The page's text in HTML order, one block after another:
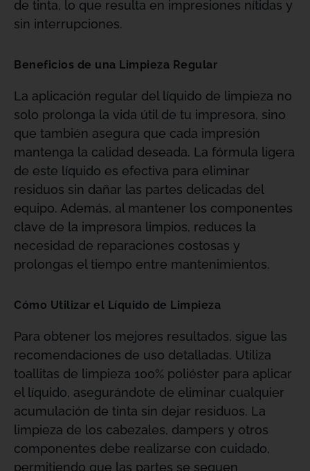
de tinta, lo que resulta en impresiones nítidas y
sin interrupciones.
Beneficios de una Limpieza Regular
La aplicación regular del líquido de limpieza no
solo prolonga la vida útil de tu impresora, sino
que también asegura que cada impresión
mantenga la calidad deseada. La fórmula ligera
de este líquido es efectiva para eliminar
residuos sin dañar las partes delicadas del
equipo. Además, al mantener los componentes
clave de la impresora limpios, reduces la
necesidad de reparaciones costosas y
prolongas el tiempo entre mantenimientos.
Cómo Utilizar el Líquido de Limpieza
Para obtener los mejores resultados, sigue las
recomendaciones de uso detalladas. Utiliza
toallitas de limpieza 100% poliéster para aplicar
el líquido, asegurándote de eliminar cualquier
acumulación de tinta sin dejar residuos. La
limpieza de los cabezales, dampers y otros
componentes debe realizarse con cuidado,
permitiendo que las partes se sequen